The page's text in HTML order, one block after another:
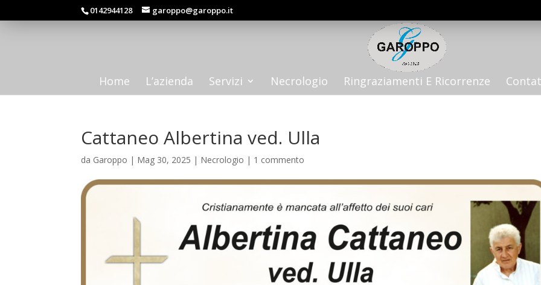
0142944128 garoppo@garoppo.it
Home L’azienda Servizi Necrologio Ringraziamenti E Ricorrenze
Cattaneo Albertina ved. Ulla
da Garoppo | Mag 30, 2025 | Necrologio | 1 commento